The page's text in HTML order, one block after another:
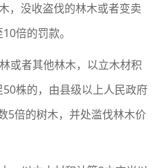
，没收盗伐的林木或者变卖
倍的罚款。
者其他林木，以立木材积
株的，由县级以上人民政府
5倍的树木，并处滥伐林木价